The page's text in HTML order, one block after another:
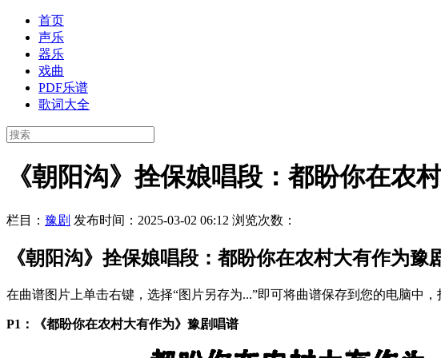
首页
声乐
器乐
戏曲
PDF乐谱
歌词大全
《朝阳沟》拴保娘唱段：都盼你在农
栏目： 豫剧 发布时间：2025-03-02 06:12 浏览次数：
《朝阳沟》拴保娘唱段：都盼你在农村大有作为豫
在曲谱图片上单击右键，选择“图片另存为...”即可将曲谱保存到您的电脑中
P1：《都盼你在农村大有作为》豫剧唱谱